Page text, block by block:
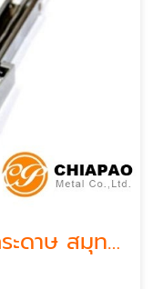
เครื่องเย็บกล่อง-ลังกระดาษ สมุทรปราการ